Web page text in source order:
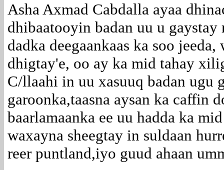
Asha Axmad Cabdalla ayaa
dhibaatooyin badan uu u
dadka deegaankaas ka soo
dhigtay'e, oo ay ka mid tahay
C/llaahi in uu xasuuq badan ugu
garoonka,taasna aysan ka caffin
baarlamaanka ee uu hadda ka
waxayna sheegtay in suldaan
reer puntland,iyo guud ahaan